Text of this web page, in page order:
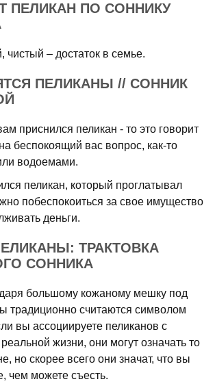
ПЕЛИКАН ПО СОННИКУ
чистый – достаток в семье.
ПЕЛИКАНЫ // СОННИК
приснился пеликан - то это говорит
беспокоящий вас вопрос, как-то
водоемами.
пеликан, который проглатывал
побеспокоиться за свое имущество
деньги.
ТРАКТОВКА
СОННИКА
большому кожаному мешку под
традиционно считаются символом
вы ассоциируете пеликанов с
жизни, они могут означать то
но скорее всего они значат, что вы
чем можете съесть.